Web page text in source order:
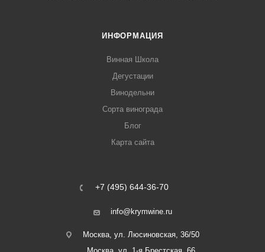
ИНФОРМАЦИЯ
Винная Школа
Дегустации
Винодельни
Сорта винограда
Блог
Карта сайта
+7 (495) 644-36-70
info@krymwine.ru
Москва, ул. Люсиновская, 36/50